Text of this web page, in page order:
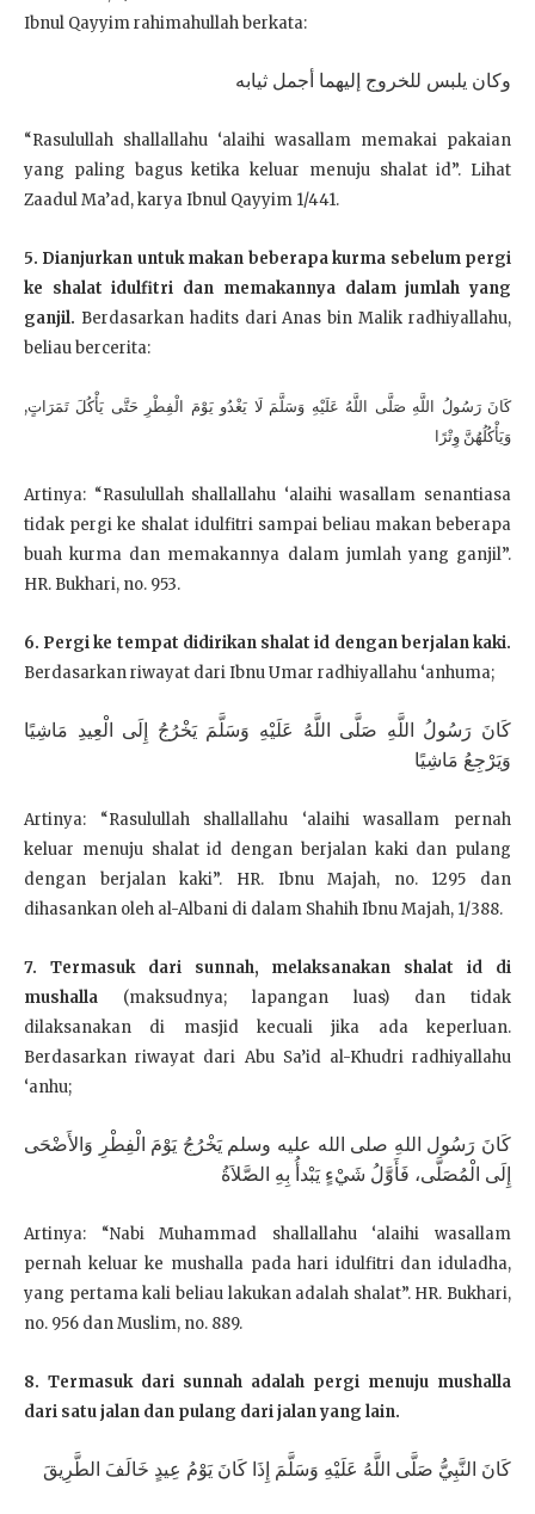
Ibnul Qayyim rahimahullah berkata:
وكان يلبس للخروج إليهما أجمل ثيابه
“Rasulullah shallallahu ‘alaihi wasallam memakai pakaian
yang paling bagus ketika keluar menuju shalat id”. Lihat
Zaadul Ma’ad, karya Ibnul Qayyim 1/441.
5. Dianjurkan untuk makan beberapa kurma sebelum pergi
ke shalat idulfitri dan memakannya dalam jumlah yang
ganjil. Berdasarkan hadits dari Anas bin Malik radhiyallahu,
beliau bercerita:
كَانَ رَسُولُ اللَّهِ صَلَّى اللَّهُ عَلَيْهِ وَسَلَّمَ لَا يَغْدُو يَوْمَ الْفِطْرِ حَتَّى يَأْكُلَ تَمَرَاتٍ,
وَيَأْكُلُهُنَّ وِتْرًا
Artinya: “Rasulullah shallallahu ‘alaihi wasallam senantiasa
tidak pergi ke shalat idulfitri sampai beliau makan beberapa
buah kurma dan memakannya dalam jumlah yang ganjil”.
HR. Bukhari, no. 953.
6. Pergi ke tempat didirikan shalat id dengan berjalan kaki.
Berdasarkan riwayat dari Ibnu Umar radhiyallahu ‘anhuma;
كَانَ رَسُولُ اللَّهِ صَلَّى اللَّهُ عَلَيْهِ وَسَلَّمَ يَخْرُجُ إِلَى الْعِيدِ مَاشِيًا
وَيَرْجِعُ مَاشِيًا
Artinya: “Rasulullah shallallahu ‘alaihi wasallam pernah
keluar menuju shalat id dengan berjalan kaki dan pulang
dengan berjalan kaki”. HR. Ibnu Majah, no. 1295 dan
dihasankan oleh al-Albani di dalam Shahih Ibnu Majah, 1/388.
7. Termasuk dari sunnah, melaksanakan shalat id di
mushalla (maksudnya; lapangan luas) dan tidak
dilaksanakan di masjid kecuali jika ada keperluan.
Berdasarkan riwayat dari Abu Sa’id al-Khudri radhiyallahu
‘anhu;
كَانَ رَسُول اللهِ صلى الله عليه وسلم يَخْرُجُ يَوْمَ الْفِطْرِ وَالأَضْحَى
إِلَى الْمُصَلَّى، فَأَوَّلُ شَيْءٍ يَبْدأُ بِهِ الصَّلاَةُ
Artinya: “Nabi Muhammad shallallahu ‘alaihi wasallam
pernah keluar ke mushalla pada hari idulfitri dan iduladha,
yang pertama kali beliau lakukan adalah shalat”. HR. Bukhari,
no. 956 dan Muslim, no. 889.
8. Termasuk dari sunnah adalah pergi menuju mushalla
dari satu jalan dan pulang dari jalanyang lain.
كَانَ النَّبِيُّ صَلَّى اللَّهُ عَلَيْهِ وَسَلَّمَ إِذَا كَانَ يَوْمُ عِيدٍ خَالَفَ الطَّرِيقَ